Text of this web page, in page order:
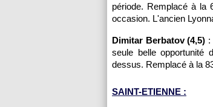
période. Remplacé à la
occasion. L'ancien
Dimitar Berbatov (4,5) :
seule belle opportunité
dessus. Remplacé à la
SAINT-ETIENNE :